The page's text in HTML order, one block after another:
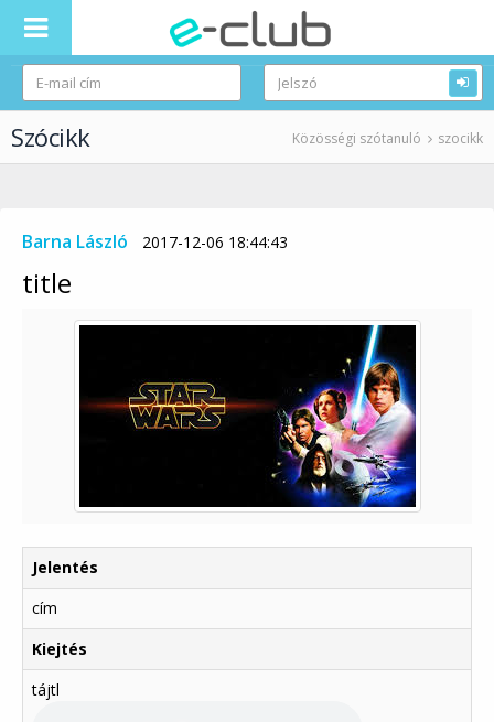
Szócikk Közösségi szótanuló szocikk
Barna László 2017-12-06 18:44:43
title
Jelentés
cím
Kiejtés
tájtl